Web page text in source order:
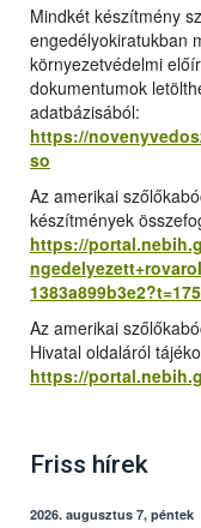
Mindkét készítmény
engedélyokiratukban
környezetvédelmi
dokumentumok
adatbázisából:
https://
so
Az amerikai
készítmények
https://
Az amerikai
Hivatal oldaláról
https://
Friss hírek
2026. augusztus 7, péntek